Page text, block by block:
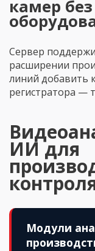
камер
Сервер
расширении
линий добавить
регистратора —
ИИ для
Модули